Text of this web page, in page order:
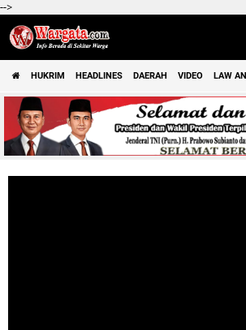
-->
HUKRIM HEADLINES DAERAH VIDEO LAW